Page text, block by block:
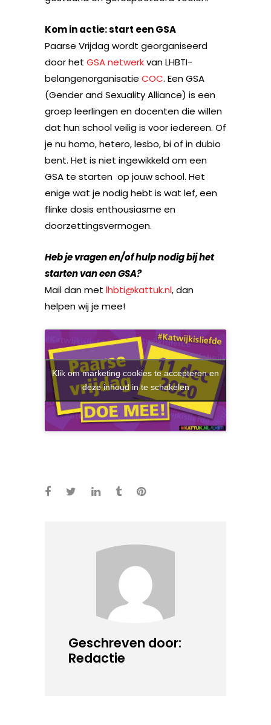
Kom in actie: start een GSA
Paarse Vrijdag wordt georganiseerd
door het GSA netwerkvan LHBTI-
belangenorganisatie COC. Een GSA
(Gender and Sexuality Alliance) is een
groep leerlingen en docenten die willen
dat hun school veilig is voor iedereen. Of
je nu homo, hetero, lesbo, bi of in dubio
bent. Het is niet ingewikkeld om een
GSA te starten op jouw school. Het
enige wat je nodig hebt is wat lef, een
flinke dosis enthousiasme en
doorzettingsvermogen.
Heb je vragen en/of hulp nodig bij het
starten van een GSA?
Mail dan met lhbti@kattuk.nl, dan
helpen wij je mee!
Klik om marketing cookies te accepteren en
deze inhoud in te schakelen
Geschreven door:
Redactie